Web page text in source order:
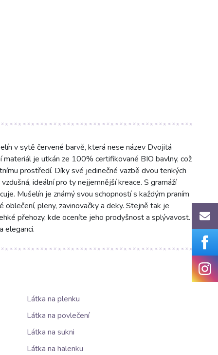
v sytě červené barvě, která nese název Dvojitá
materiál je utkán ze 100% certifikované BIO bavlny, což
prostředí. Díky své jedinečné vazbě dvou tenkých
ideální pro ty nejjemnější kreace. S gramáží
Mušelín je známý svou schopností s každým praním
pleny, zavinovačky a deky. Stejně tak je
přehozy, kde oceníte jeho prodyšnost a splývavost.
eleganci.
Látka na plenku
Látka na povlečení
Látka na sukni
Látka na halenku